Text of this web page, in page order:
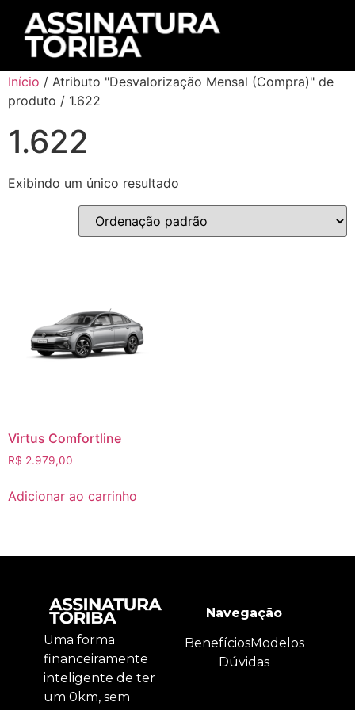
Início / Atributo "Desvalorização Mensal (Compra)" de
produto / 1.622
1.622
Exibindo um único resultado
Virtus Comfortline
R$ 2.979,00
Adicionar ao carrinho
Uma forma
financeiramente
inteligente de ter
um 0km, sem
Navegação
BenefíciosModelos
Dúvidas